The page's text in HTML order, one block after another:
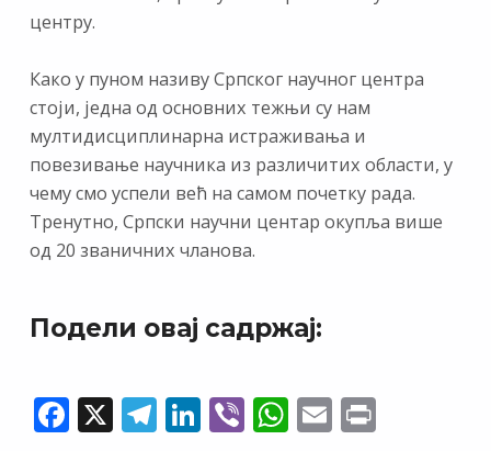
центру.
Како у пуном називу Српског научног центра
стоји, једна од основних тежњи су нам
мултидисциплинарна истраживања и
повезивање научника из различитих области, у
чему смо успели већ на самом почетку рада.
Тренутно, Српски научни центар окупља више
од 20 званичних чланова.
Подели овај садржај:
F X T Li Vi W E Pr